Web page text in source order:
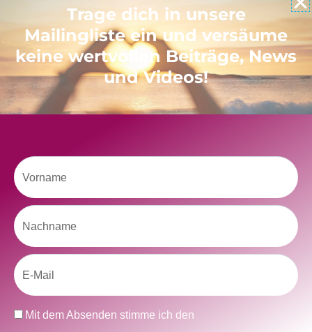
kolitscher.by.biotic
Kolitscher
Sisterlove
Trage dich in unsere
Mailingliste ein und versäume
keine wertvollen Beiträge, News
und Videos!
Vorname
Nachname
Email
Datenschutz
Mit dem Absenden stimme ich den